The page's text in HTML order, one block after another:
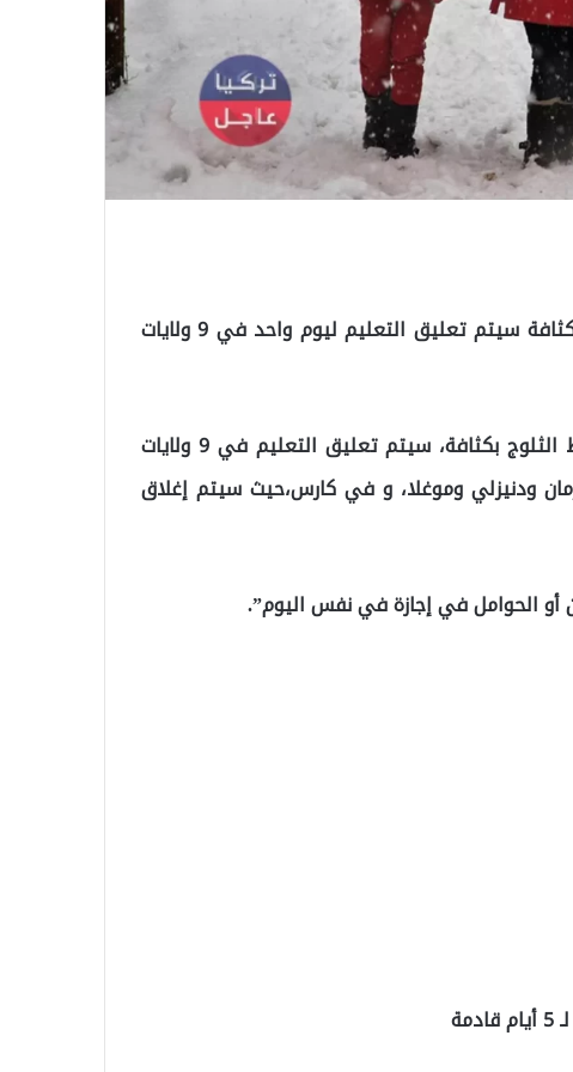
قالت مصادر اعلام تركية، أنه بسبب تساقط الثلوج بكثافة سيتم تعليق التعليم ليوم واحد في 9 ولايات
وبحسب ما نشرته صحيفة خبر لار، فإنه بسبب تساقط الثلوج بكثافة، سيتم تعليق التعليم في 9 ولايات
ودنيزلي وموغلا، و في كارس،حيث سيتم إغلاق
أو الحوامل في إجازة في نفس اليوم”.